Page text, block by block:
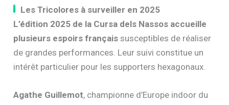
Les Tricolores à surveiller en 2025
L’édition 2025 de la Cursa dels Nassos accueille
plusieurs espoirs français susceptibles de réaliser
de grandes performances. Leur suivi constitue un
intérêt particulier pour les supporters hexagonaux.
Agathe Guillemot, championne d’Europe indoor du